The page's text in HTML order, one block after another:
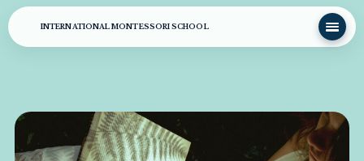
INTERNATIONAL MONTESSORI SCHOOL